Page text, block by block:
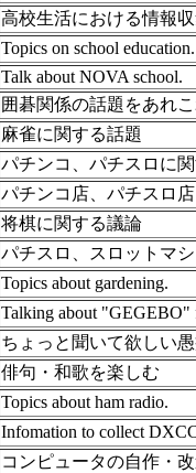
高校生活における情報
Topics on school education.
Talk about NOVA school.
囲碁関係の話題をあれ
麻雀に関する話題
パチンコ、パチスロに
パチンコ店、パチスロ
将棋に関する議論
パチスロ、スロットマ
Topics about gardening.
Talking about "GEGEBO"
ちょっと聞いて欲しい
俳句・和歌を楽しむ
Topics about ham radio.
Infomation to collect
コンピュータの自作・